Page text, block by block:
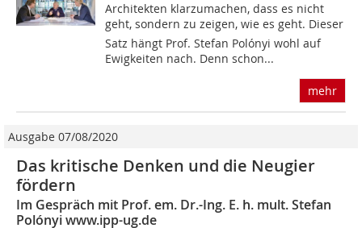
Architekten klarzumachen, dass es nicht
geht, sondern zu zeigen, wie es geht. Dieser
Satz hängt Prof. Stefan Polónyi wohl auf
Ewigkeiten nach. Denn schon...
mehr
Ausgabe 07/08/2020
Das kritische Denken und die Neugier
fördern
Im Gespräch mit Prof. em. Dr.-Ing. E. h. mult. Stefan
Polónyi www.ipp-ug.de